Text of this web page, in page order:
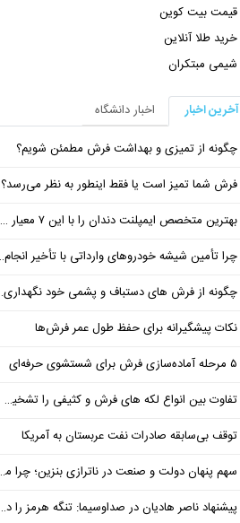
قیمت بیت کوین
خرید طلا آنلاین
شیمی مبتکران
آخرین اخبار
اخبار دانشگاه
چگونه از تمیزی و بهداشت فرش مطمئن شویم؟
فرش شما تمیز است یا فقط اینطور به نظر می‌رسد؟
بهترین متخصص ایمپلنت دندان را با این ۷ معیار حرفه‌ای انتخاب کنید
چرا تأمین شیشه خودروهای وارداتی با تأخیر انجام می‌شود؟
چگونه از فرش های دستباف و پشمی خود نگهداری کنیم؟
نکات پیشگیرانه برای حفظ طول عمر فرش‌ها
۵ مرحله آماده‌سازی فرش برای شستشوی حرفه‌ای
تفاوت‌ بین انواع لکه های فرش و کثیفی را تشخیص دهید
توقف بی‌سابقه صادرات نفت عربستان به آمریکا
سهم پنهان دولت و صنعت در ناترازی بنزین؛ چرا مردم مقصر اصلی نیستند؟
پیشنهاد ناصر هادیان در صداوسیما: تنگه هرمز را در ازای رفع تحریم معامله کنیم